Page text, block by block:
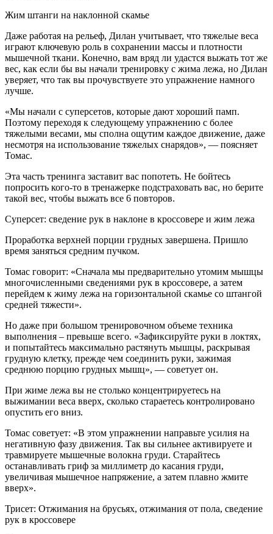
Жим штанги на наклонной скамье
Даже работая на рельеф, Дилан учитывает, что тяжелые веса
играют ключевую роль в сохранении массы и плотности
мышечной ткани. Конечно, вам вряд ли удастся выжать тот же
вес, как если бы вы начали тренировку с жима лежа, но Дилан
уверяет, что так вы прочувствуете это упражнение намного
лучше.
«Мы начали с суперсетов, которые дают хороший памп.
Поэтому переходя к следующему упражнению с более
тяжелыми весами, мы сполна ощутим каждое движение, даже
несмотря на использование тяжелых снарядов», — поясняет
Томас.
Эта часть тренинга заставит вас попотеть. Не бойтесь
попросить кого-то в тренажерке подстраховать вас, но берите
такой вес, чтобы выжать все 6 повторов.
Суперсет: сведение рук в наклоне в кроссовере и жим лежа
Проработка верхней порции грудных завершена. Пришло
время заняться средним пучком.
Томас говорит: «Сначала мы предварительно утомим мышцы
многочисленными сведениями рук в кроссовере, а затем
перейдем к жиму лежа на горизонтальной скамье со штангой
средней тяжести».
Но даже при большом тренировочном объеме техника
выполнения – превыше всего. «Зафиксируйте руки в локтях,
и попытайтесь максимально растянуть мышцы, раскрывая
грудную клетку, прежде чем соединить руки, зажимая
среднюю порцию грудных мышц», — советует он.
При жиме лежа вы не столько концентрируетесь на
выжимании веса вверх, сколько стараетесь контролировано
опустить его вниз.
Томас советует: «В этом упражнении направьте усилия на
негативную фазу движения. Так вы сильнее активируете и
травмируете мышечные волокна груди. Старайтесь
останавливать гриф за миллиметр до касания груди,
увеличивая мышечное напряжение, а затем плавно жмите
вверх».
Трисет: Отжимания на брусьях, отжимания от пола, сведение
рук в кроссовере